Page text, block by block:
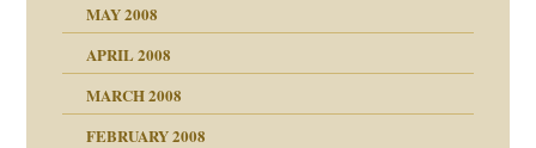
MAY 2008
APRIL 2008
MARCH 2008
FEBRUARY 2008